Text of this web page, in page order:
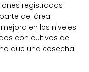
registradas
del área
en los niveles
con cultivos de
que una cosecha